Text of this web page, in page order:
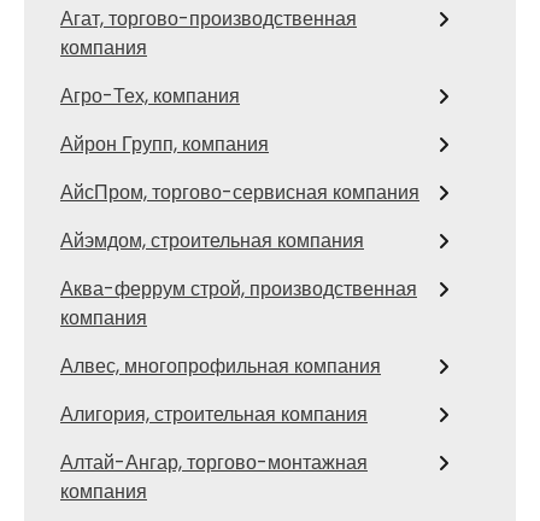
Агат, торгово-производственная
компания
Агро-Тех, компания
Айрон Групп, компания
АйсПром, торгово-сервисная компания
Айэмдом, строительная компания
Аква-феррум строй, производственная
компания
Алвес, многопрофильная компания
Алигория, строительная компания
Алтай-Ангар, торгово-монтажная
компания